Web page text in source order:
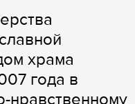
храма
года в
нравственному